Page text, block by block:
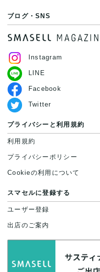
ブログ・SNS
Instagram
LINE
Facebook
Twitter
プライバシーと利用規約
利用規約
プライバシーポリシー
Cookieの利用について
スマセルに登録する
ユーザー登録
出店のご案内